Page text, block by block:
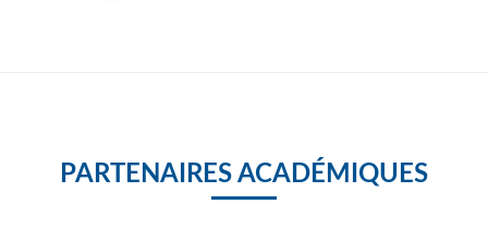
PARTENAIRES ACADÉMIQUES